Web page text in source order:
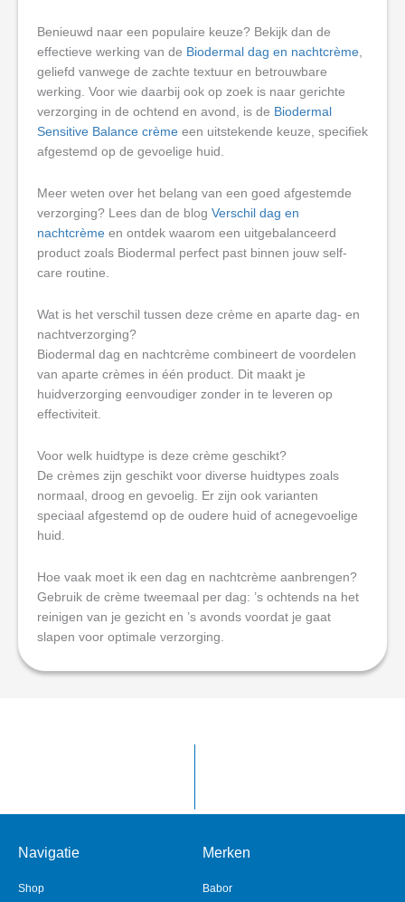
Benieuwd naar een populaire keuze? Bekijk dan de
effectieve werking van de Biodermal dag en nachtcrème,
geliefd vanwege de zachte textuur en betrouwbare
werking. Voor wie daarbij ook op zoek is naar gerichte
verzorging in de ochtend en avond, is de Biodermal
Sensitive Balance crème een uitstekende keuze, specifiek
afgestemd op de gevoelige huid.
Meer weten over het belang van een goed afgestemde
verzorging? Lees dan de blog Verschil dag en
nachtcrème en ontdek waarom een uitgebalanceerd
product zoals Biodermal perfect past binnen jouw self-
care routine.
Wat is het verschil tussen deze crème en aparte dag- en
nachtverzorging?
Biodermal dag en nachtcrème combineert de voordelen
van aparte crèmes in één product. Dit maakt je
huidverzorging eenvoudiger zonder in te leveren op
effectiviteit.
Voor welk huidtype is deze crème geschikt?
De crèmes zijn geschikt voor diverse huidtypes zoals
normaal, droog en gevoelig. Er zijn ook varianten
speciaal afgestemd op de oudere huid of acnegevoelige
huid.
Hoe vaak moet ik een dag en nachtcrème aanbrengen?
Gebruik de crème tweemaal per dag: ’s ochtends na het
reinigen van je gezicht en ’s avonds voordat je gaat
slapen voor optimale verzorging.
Navigatie
Shop
Merken
Babor